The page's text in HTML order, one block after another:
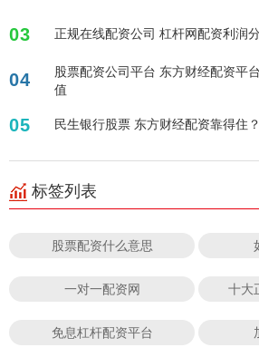
03 正规在线配资公司 杠杆网配资利润
04
股票配资公司平台 东方财经配资平
值
05 民生银行股票 东方财经配资靠得住
标签列表
股票配资什么意思
一对一配资网 十大
免息杠杆配资平台